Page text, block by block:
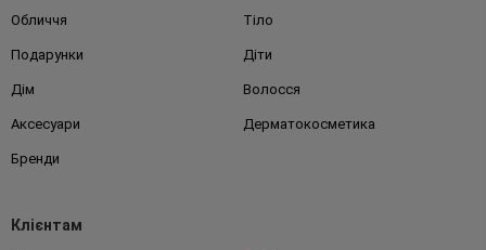
Обличчя Тіло
Подарунки Діти
Дім Волосся
Аксесуари Дерматокосметика
Бренди
Клієнтам